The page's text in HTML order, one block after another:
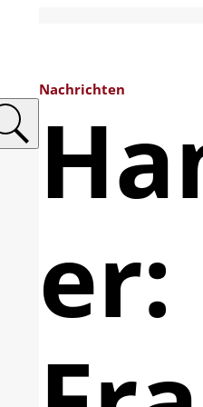
Nachrichten
er: